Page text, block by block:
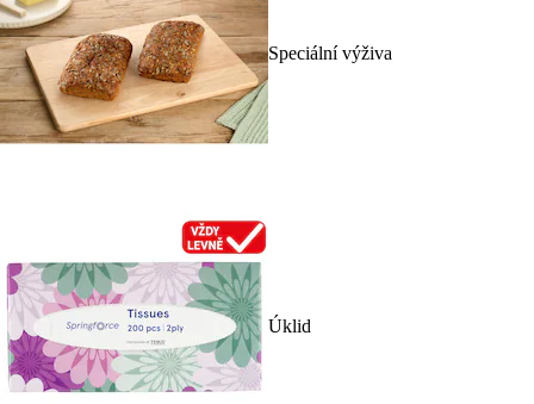
Speciální výživa
Úklid